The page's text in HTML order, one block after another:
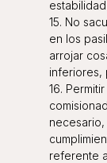
15. No
en los
arrojar
inferiores,
16.
referente